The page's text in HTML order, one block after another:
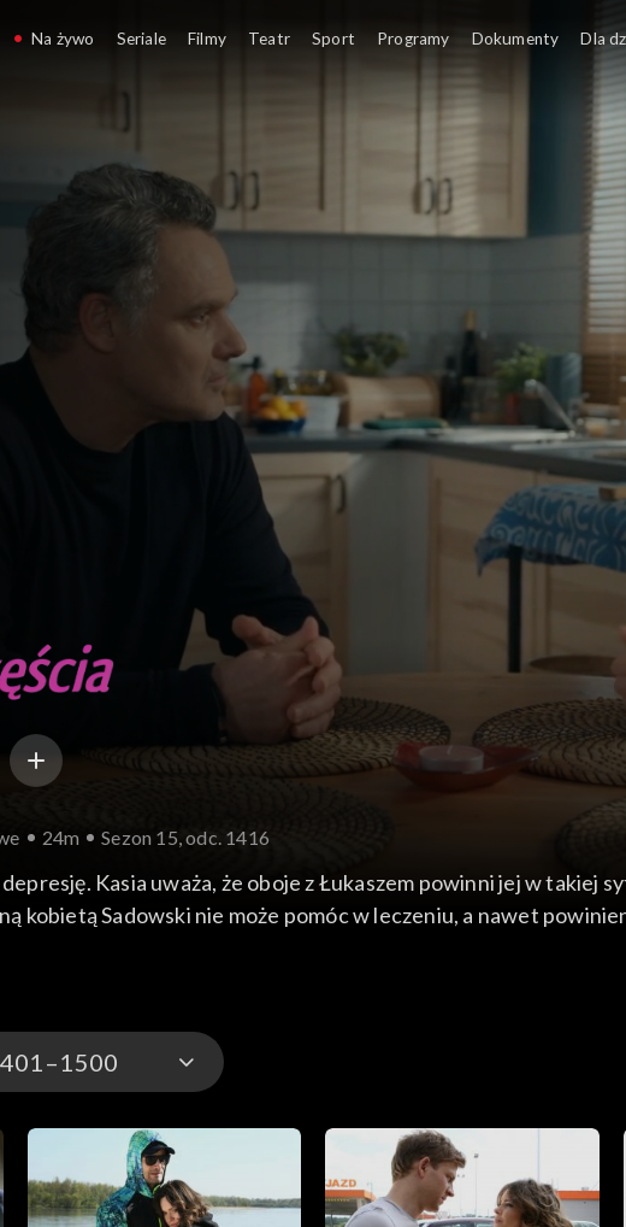
24m Sezon 15, odc. 1416
Kasia uważa, że oboje z Łukaszem powinni jej w
kobietą Sadowski nie może pomóc w leczeniu, a nawet
oczyścić Jerzego z postawionych mu zarzutów, dlatego Oliwier
wpadają ich podopieczni z Milenką i Adamem na
biznes...
3400
3300
Na żywo Seriale Filmy Teatr Sport Programy Dokumenty Dla